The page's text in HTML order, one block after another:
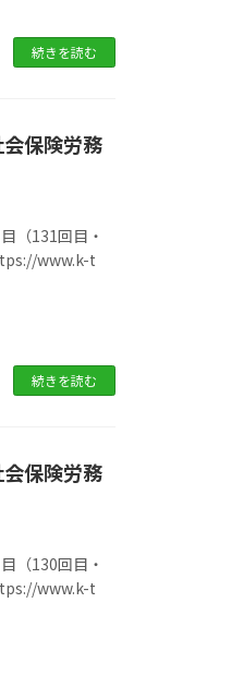
続きを読む
保険労務
（131回目・
www.k-t
続きを読む
保険労務
（130回目・
www.k-t